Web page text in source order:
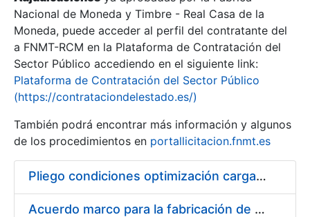
Erakutsi/Ezkutatu
Erakutsi/Ezkutatu
Nacional de Moneda y Timbre - Real Casa de la
Moneda, puede acceder al perfil del contratante del
a FNMT-RCM en la Plataforma de Contratación del
Sector Público accediendo en el siguiente link:
Plataforma de Contratación del Sector Público
(https://contrataciondelestado.es/)
También podrá encontrar más información y algunos
de los procedimientos en portallicitacion.fnmt.es
Pliego condiciones optimización cargas compras firmado
Acuerdo marco para la fabricación de piezas